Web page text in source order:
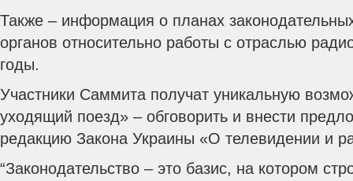
Также – информация о планах
органов относительно работы с отраслью
годы.
Участники Саммита получат уникальную
уходящий поезд» – обговорить и внести
редакцию Закона Украины «О телевидении и
“Законодательство – это базис, на котором